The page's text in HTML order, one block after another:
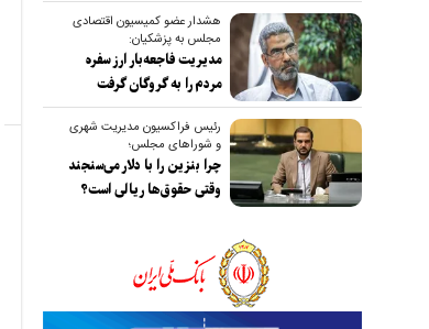
هشدار عضو کمیسیون اقتصادی
مجلس به پزشکیان:
مدیریت فاجعه‌بار ارز سفره
مردم را به گروگان گرفت
رئیس فراکسیون مدیریت شهری
و شوراهای مجلس؛
چرا بنزین را با دلار می‌سنجند
وقتی حقوق‌ها ریالی است؟